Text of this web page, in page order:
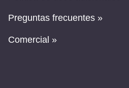
Preguntas frecuentes »
Comercial »